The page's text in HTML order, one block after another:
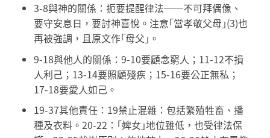
3-8與神的關係：扼要提醒律法──不可拜偶像、
要守安息日，要討神喜悅。注意｢當孝敬父母｣(3)也
再被強調，且原文作｢母父｣。
9-18與他人的關係：9-10要顧念窮人；11-12不損
人利己；13-14要照顧殘疾；15-16要公正無私；
17-18要愛人如己。
19-37其他責任：19禁止混雜：包括繁殖牲畜、播
種及衣料。20-22：｢婢女｣地位雖低，也受律法保